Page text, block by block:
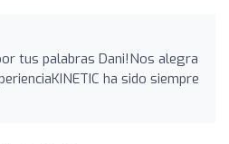
tus palabras Dani!Nos alegra
ha sido siempre